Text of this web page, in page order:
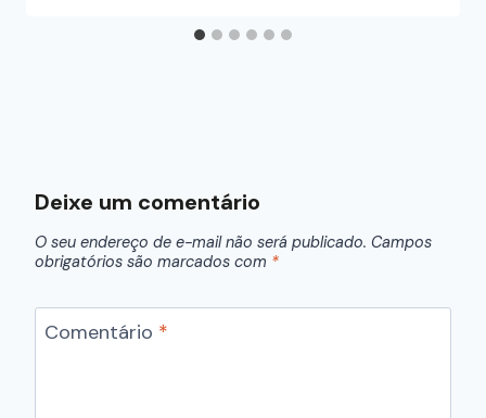
Deixe um comentário
O seu endereço de e-mail não será publicado. Campos
obrigatórios são marcados com *
Comentário *